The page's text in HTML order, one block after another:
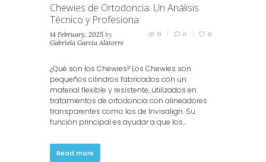
Chewies de Ortodoncia: Un Análisis
Técnico y Profesiona
14 February, 2025 by
Gabriela Garcia Alatorre
0 0 0
¿Qué son los Chewies? Los Chewies son
pequeños cilindros fabricados con un
material flexible y resistente, utilizados en
tratamientos de ortodoncia con alineadores
transparentes como los de Invisalign. Su
función principal es ayudar a que los...
Read more